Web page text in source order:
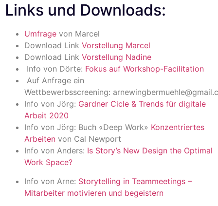
Links und Downloads:
Umfrage von Marcel
Download Link Vorstellung Marcel
Download Link Vorstellung Nadine
Info von Dörte: Fokus auf Workshop-Facilitation
Auf Anfrage ein
Wettbewerbsscreening:
Info von Jörg: Gardner Cicle & Trends für digitale
Arbeit 2020
Info von Jörg: Buch «Deep Work» Konzentriertes
Arbeiten von Cal Newport
Info von Anders: Is Story’s New Design the Optimal
Work Space?
Info von Arne: Storytelling in Teammeetings –
Mitarbeiter motivieren und begeistern